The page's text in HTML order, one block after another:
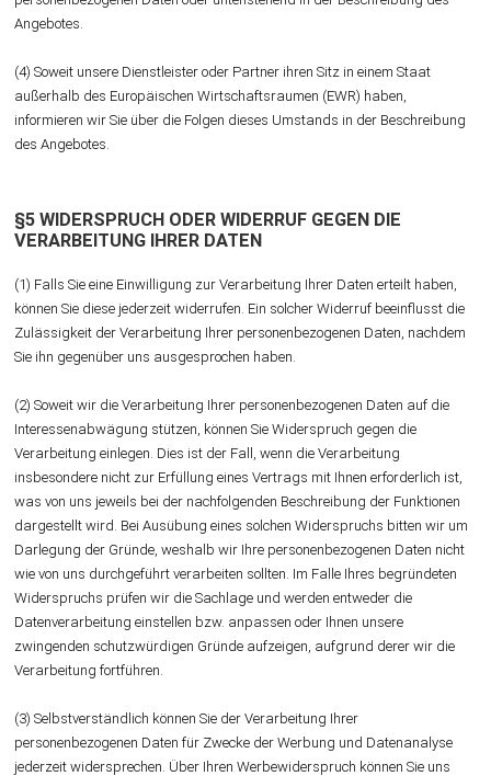
Angebotes.
(4) Soweit unsere Dienstleister oder Partner ihren Sitz in einem Staat
außerhalb des Europäischen Wirtschaftsraumen (EWR) haben,
informieren wir Sie über die Folgen dieses Umstands in der Beschreibung
des Angebotes.
§5 WIDERSPRUCH ODER WIDERRUF GEGEN DIE
VERARBEITUNG IHRER DATEN
(1) Falls Sie eine Einwilligung zur Verarbeitung Ihrer Daten erteilt haben,
können Sie diese jederzeit widerrufen. Ein solcher Widerruf beeinflusst die
Zulässigkeit der Verarbeitung Ihrer personenbezogenen Daten, nachdem
Sie ihn gegenüber uns ausgesprochen haben.
(2) Soweit wir die Verarbeitung Ihrer personenbezogenen Daten auf die
Interessenabwägung stützen, können Sie Widerspruch gegen die
Verarbeitung einlegen. Dies ist der Fall, wenn die Verarbeitung
insbesondere nicht zur Erfüllung eines Vertrags mit Ihnen erforderlich ist,
was von uns jeweils bei der nachfolgenden Beschreibung der Funktionen
dargestellt wird. Bei Ausübung eines solchen Widerspruchs bitten wir um
Darlegung der Gründe, weshalb wir Ihre personenbezogenen Daten nicht
wie von uns durchgeführt verarbeiten sollten. Im Falle Ihres begründeten
Widerspruchs prüfen wir die Sachlage und werden entweder die
Datenverarbeitung einstellen bzw. anpassen oder Ihnen unsere
zwingenden schutzwürdigen Gründe aufzeigen, aufgrund derer wir die
Verarbeitung fortführen.
(3) Selbstverständlich können Sie der Verarbeitung Ihrer
personenbezogenen Daten für Zwecke der Werbung und Datenanalyse
jederzeit widersprechen. Über Ihren Werbewiderspruch können Sie uns